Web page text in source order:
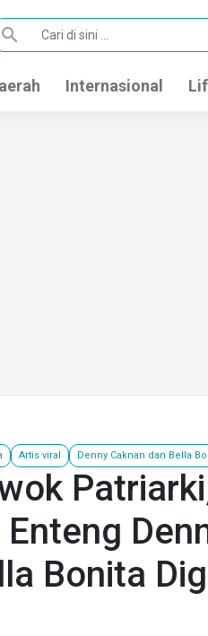
search
Internasional
Artis viral Denny Caknan dan Bella
Bonita